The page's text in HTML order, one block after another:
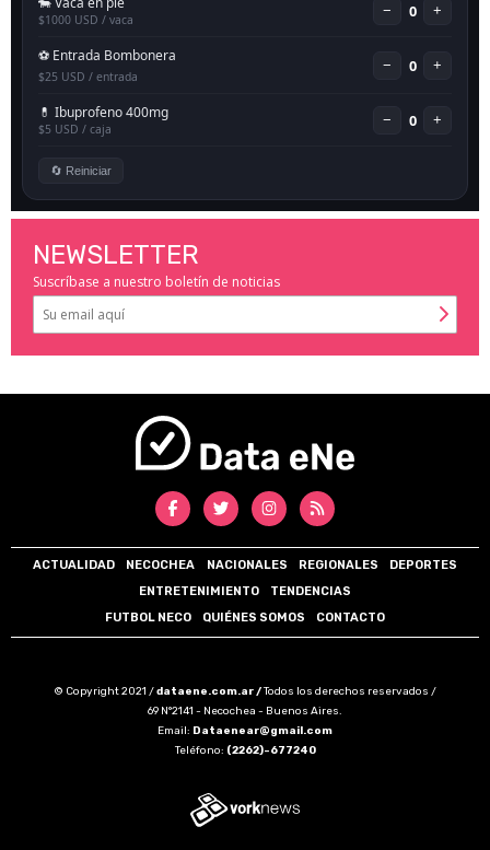
NEWSLETTER
Suscríbase a nuestro boletín de noticias
ACTUALIDAD NECOCHEA NACIONALES REGIONALES
DEPORTES
ENTRETENIMIENTO
TENDENCIAS
FUTBOL NECO
QUIÉNES SOMOS CONTACTO
© Copyright 2021 /dataene.com.ar /Todos los derechos reservados /
69 N°2141 - Necochea - Buenos Aires.
Email: Dataenear@gmail.com
Teléfono: (2262)-677240